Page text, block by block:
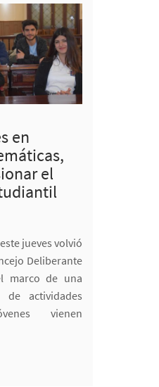
en
el
jueves volvió
Deliberante
marco de una
de actividades
vienen